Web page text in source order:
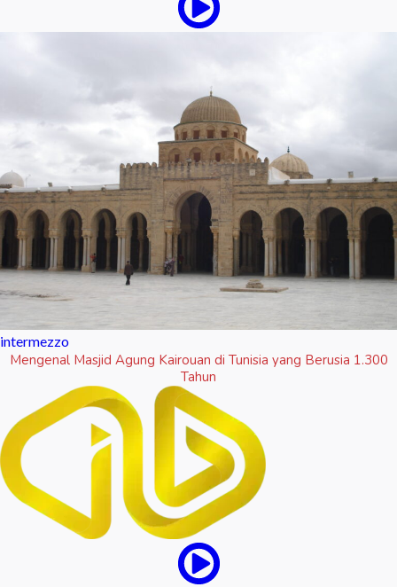
intermezzo
Mengenal Masjid Agung Kairouan di Tunisia yang Berusia 1.300
Tahun